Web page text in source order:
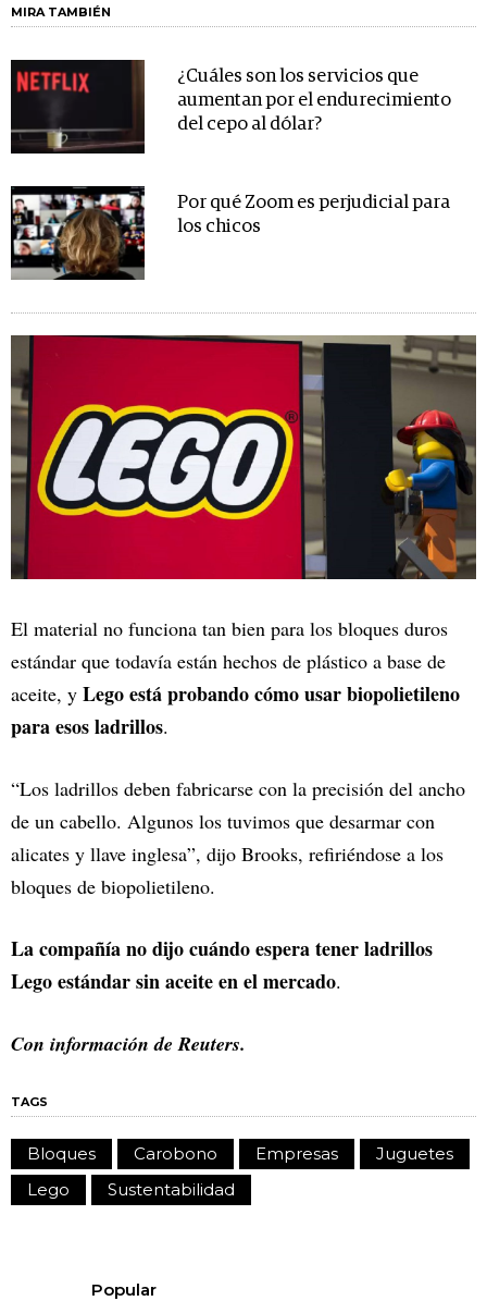
MIRA TAMBIÉN
¿Cuáles son los servicios que
aumentan por el endurecimiento
del cepo al dólar?
Por qué Zoom es perjudicial para
los chicos
El material no funciona tan bien para los bloques duros
estándar que todavía están hechos de plástico a base de
aceite, y Lego está probando cómo usar biopolietileno
para esos ladrillos.
“Los ladrillos deben fabricarse con la precisión del ancho
de un cabello. Algunos los tuvimos que desarmar con
alicates y llave inglesa”, dijo Brooks, refiriéndose a los
bloques de biopolietileno.
La compañía no dijo cuándo espera tener ladrillos
Lego estándar sin aceite en el mercado.
Con información de Reuters.
TAGS
Bloques Carobono Empresas
Juguetes
Lego
Sustentabilidad
Popular